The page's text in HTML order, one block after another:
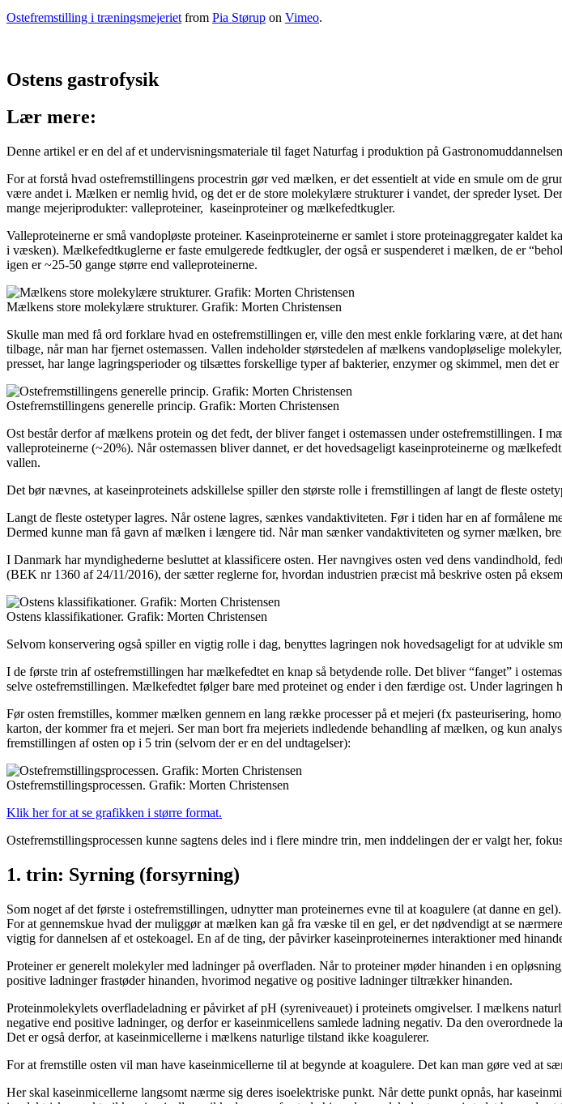
Ostefremstilling i træningsmejeriet from Pia Størup on Vimeo.
Ostens gastrofysik
Lær mere:
Denne artikel er en del af et undervisningsmateriale til faget Naturfag i produktion på
For at forstå hvad ostefremstillingens procestrin gør ved mælken, er det essentielt at vide en smule om de
være andet i. Mælken er nemlig hvid, og det er de store molekylære strukturer i vandet, der spreder lyset.
mange mejeriprodukter: valleproteiner, kaseinproteiner og mælkefedtkugler.
Valleproteinerne er små vandopløste proteiner. Kaseinproteinerne er samlet i store proteinaggregater
i væsken). Mælkefedtkuglerne er faste emulgerede fedtkugler, der også er suspenderet i mælken, de er
igen er ~25-50 gange større end valleproteinerne.
Mælkens store molekylære strukturer. Grafik: Morten Christensen
Skulle man med få ord forklare hvad en ostefremstillingen er, ville den mest enkle forklaring være, at det
tilbage, når man har fjernet ostemassen. Vallen indeholder størstedelen af mælkens vandopløselige
presset, har lange lagringsperioder og tilsættes forskellige typer af bakterier, enzymer og skimmel, men det
Ostefremstillingens generelle princip. Grafik: Morten Christensen
Ost består derfor af mælkens protein og det fedt, der bliver fanget i ostemassen under ostefremstillingen. I
valleproteinerne (~20%). Når ostemassen bliver dannet, er det hovedsageligt kaseinproteinerne og
vallen.
Det bør nævnes, at kaseinproteinets adskillelse spiller den største rolle i fremstillingen af langt de fleste
Langt de fleste ostetyper lagres. Når ostene lagres, sænkes vandaktiviteten. Før i tiden har en af formålene
Dermed kunne man få gavn af mælken i længere tid. Når man sænker vandaktiviteten og syrner mælken,
I Danmark har myndighederne besluttet at klassificere osten. Her navngives osten ved dens vandindhold,
(BEK nr 1360 af 24/11/2016), der sætter reglerne for, hvordan industrien præcist må beskrive osten på
Ostens klassifikationer. Grafik: Morten Christensen
Selvom konservering også spiller en vigtig rolle i dag, benyttes lagringen nok hovedsageligt for at udvikle
I de første trin af ostefremstillingen har mælkefedtet en knap så betydende rolle. Det bliver “fanget” i
selve ostefremstillingen. Mælkefedtet følger bare med proteinet og ender i den færdige ost. Under
Før osten fremstilles, kommer mælken gennem en lang række processer på et mejeri (fx pasteurisering,
karton, der kommer fra et mejeri. Ser man bort fra mejeriets indledende behandling af mælken, og kun
fremstillingen af osten op i 5 trin (selvom der er en del undtagelser):
Ostefremstillingsprocessen. Grafik: Morten Christensen
Klik her for at se grafikken i større format.
Ostefremstillingsprocessen kunne sagtens deles ind i flere mindre trin, men inddelingen der er valgt her,
1. trin: Syrning (forsyrning)
Som noget af det første i ostefremstillingen, udnytter man proteinernes evne til at koagulere (at danne en
For at gennemskue hvad der muliggør at mælken kan gå fra væske til en gel, er det nødvendigt at se
vigtig for dannelsen af et ostekoagel. En af de ting, der påvirker kaseinproteinernes interaktioner med
Proteiner er generelt molekyler med ladninger på overfladen. Når to proteiner møder hinanden i en
positive ladninger frastøder hinanden, hvorimod negative og positive ladninger tiltrækker hinanden.
Proteinmolekylets overfladeladning er påvirket af pH (syreniveauet) i proteinets omgivelser. I mælkens
negative end positive ladninger, og derfor er kaseinmicellens samlede ladning negativ. Da den
Det er også derfor, at kaseinmicellerne i mælkens naturlige tilstand ikke koagulerer.
For at fremstille osten vil man have kaseinmicellerne til at begynde at koagulere. Det kan man gøre ved at
Her skal kaseinmicellerne langsomt nærme sig deres isoelektriske punkt. Når dette punkt opnås, har